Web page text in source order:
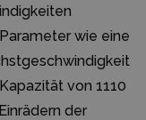
wie eine
von 1110
der